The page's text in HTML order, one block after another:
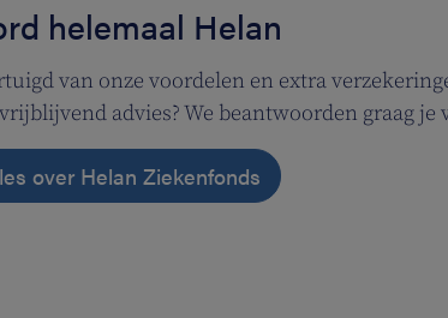
helemaal Helan
van onze voordelen en extra
advies? We beantwoorden graag je
over Helan Ziekenfonds